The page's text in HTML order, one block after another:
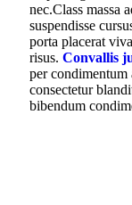
nec.Class massa
suspendisse
porta placerat
risus. Convallis
per
consectetur
bibendum